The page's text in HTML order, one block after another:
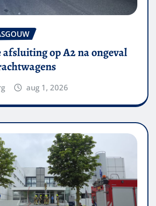
op A2 na ongeval
aug 1, 2026